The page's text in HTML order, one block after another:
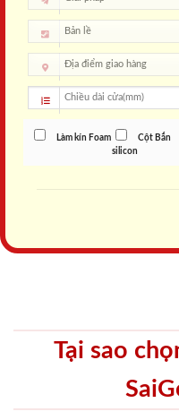
Làm kín Foam
Cột Bắn
silicon
Tại sao